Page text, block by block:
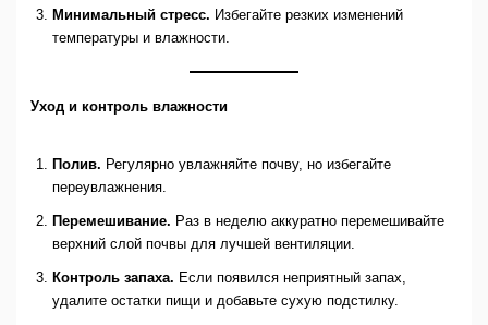
Минимальный стресс. Избегайте резких изменений
температуры и влажности.
Уход и контроль влажности
Полив. Регулярно увлажняйте почву, но избегайте
переувлажнения.
Перемешивание. Раз в неделю аккуратно перемешивайте
верхний слой почвы для лучшей вентиляции.
Контроль запаха. Если появился неприятный запах,
удалите остатки пищи и добавьте сухую подстилку.